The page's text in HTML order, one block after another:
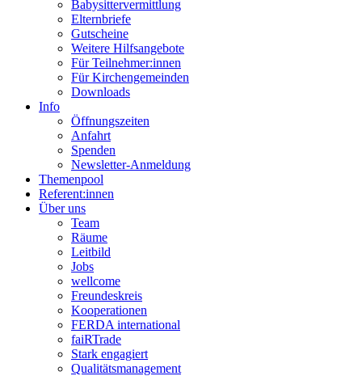
Babysittervermittlung
Elternbriefe
Gutscheine
Weitere Hilfsangebote
Für Teilnehmer:innen
Für Kirchengemeinden
Downloads
Info
Öffnungszeiten
Anfahrt
Spenden
Newsletter-Anmeldung
Themenpool
Referent:innen
Über uns
Team
Räume
Leitbild
Jobs
wellcome
Freundeskreis
Kooperationen
FERDA international
faiRTrade
Stark engagiert
Qualitätsmanagement